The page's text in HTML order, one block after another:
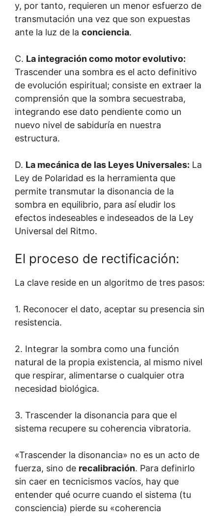
y, por tanto, requieren un menor esfuerzo de
transmutación una vez que son expuestas
ante la luz de la conciencia.
C. La integración como motor evolutivo:
Trascender una sombra es el acto definitivo
de evolución espiritual; consiste en extraer la
comprensión que la sombra secuestraba,
integrando ese dato pendiente como un
nuevo nivel de sabiduría en nuestra
estructura.
D. La mecánica de las Leyes Universales: La
Ley de Polaridad es la herramienta que
permite transmutar la disonancia de la
sombra en equilibrio, para así eludir los
efectos indeseables e indeseados de la Ley
Universal del Ritmo.
El proceso de rectificación:
La clave reside en un algoritmo de tres pasos:
1. Reconocer el dato, aceptar su presencia sin
resistencia.
2. Integrar la sombra como una función
natural de la propia existencia, al mismo nivel
que respirar, alimentarse o cualquier otra
necesidad biológica.
3. Trascender la disonancia para que el
sistema recupere su coherencia vibratoria.
«Trascender la disonancia» no es un acto de
fuerza, sino de recalibración. Para definirlo
sin caer en tecnicismos vacíos, hay que
entender qué ocurre cuando el sistema (tu
consciencia) pierde su «coherencia